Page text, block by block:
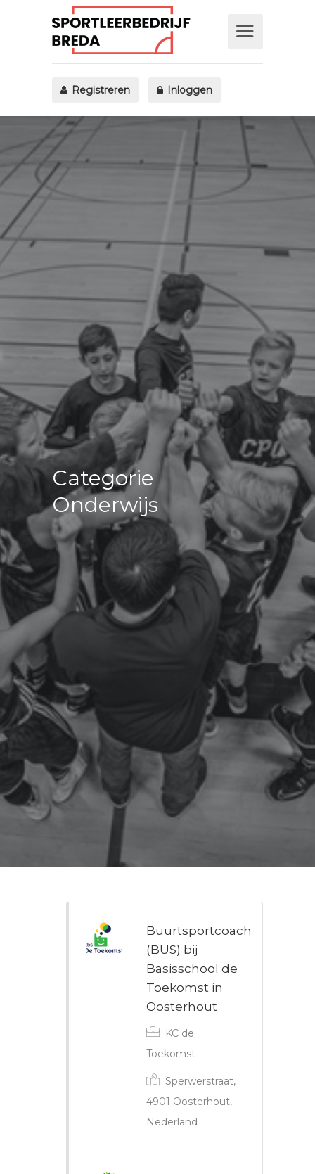
Registreren Inloggen
Categorie
Onderwijs
Buurtsportcoach
(BUS) bij
Basisschool de
Toekomst in
Oosterhout
KC de
Toekomst
Sperwerstraat,
4901 Oosterhout,
Nederland